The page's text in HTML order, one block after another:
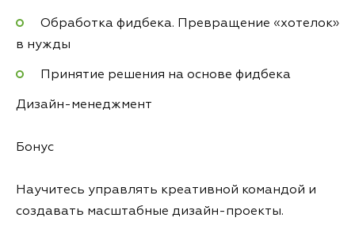
Обработка фидбека. Превращение «хотелок»
в нужды
Принятие решения на основе фидбека
Дизайн-менеджмент
Бонус
Научитесь управлять креативной командой и
создавать масштабные дизайн-проекты.